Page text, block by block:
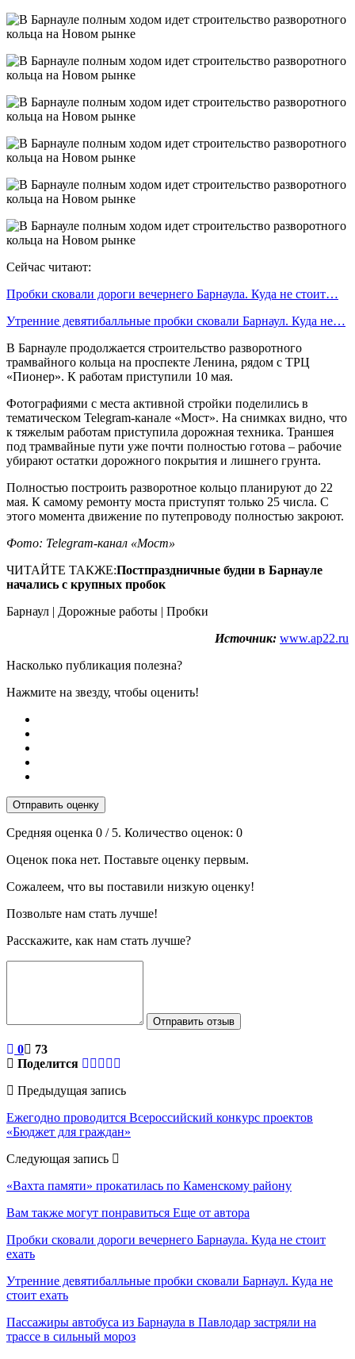
Сейчас читают:
Пробки сковали дороги вечернего Барнаула. Куда не стоит…
Утренние девятибалльные пробки сковали Барнаул. Куда не…
В Барнауле продолжается строительство разворотного
трамвайного кольца на проспекте Ленина, рядом с ТРЦ
«Пионер». К работам приступили 10 мая.
Фотографиями с места активной стройки поделились в
тематическом Telegram-канале «Мост». На снимках видно, что
к тяжелым работам приступила дорожная техника. Траншея
под трамвайные пути уже почти полностью готова – рабочие
убирают остатки дорожного покрытия и лишнего грунта.
Полностью построить разворотное кольцо планируют до 22
мая. К самому ремонту моста приступят только 25 числа. С
этого момента движение по путепроводу полностью закроют.
Фото: Telegram-канал «Мост»
ЧИТАЙТЕ ТАКЖЕ:Постпраздничные будни в Барнауле
начались с крупных пробок
Барнаул | Дорожные работы | Пробки
Источник: www.ap22.ru
Насколько публикация полезна?
Нажмите на звезду, чтобы оценить!
Отправить оценку
Средняя оценка 0 / 5. Количество оценок: 0
Оценок пока нет. Поставьте оценку первым.
Сожалеем, что вы поставили низкую оценку!
Позвольте нам стать лучше!
Расскажите, как нам стать лучше?
Отправить отзыв
0
73
Поделится
Предыдущая запись
Ежегодно проводится Всероссийский конкурс проектов
«Бюджет для граждан»
Следующая запись
«Вахта памяти» прокатилась по Каменскому району
Вам также могут понравиться Еще от автора
Пробки сковали дороги вечернего Барнаула. Куда не стоит
ехать
Утренние девятибалльные пробки сковали Барнаул. Куда не
стоит ехать
Пассажиры автобуса из Барнаула в Павлодар застряли на
трассе в сильный мороз